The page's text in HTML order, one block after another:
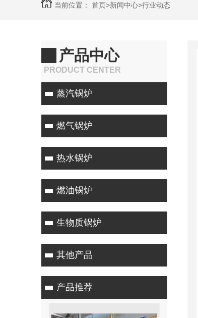
当前位置： 首页>新闻中心>行业动态
产品中心
PRODUCT CENTER
蒸汽锅炉
燃气锅炉
热水锅炉
燃油锅炉
生物质锅炉
其他产品
产品推荐